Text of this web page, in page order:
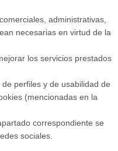
administrativas,
necesarias en virtud de la
los servicios prestados
perfiles y de usabilidad de
(mencionadas en la
correspondiente se
sociales.